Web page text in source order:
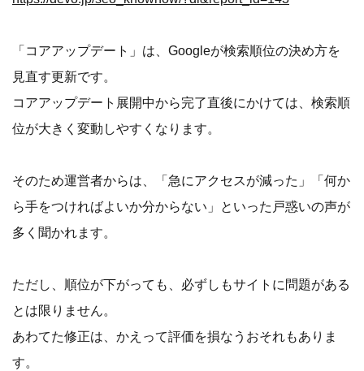
「コアアップデート」は、Googleが検索順位の決め方を
見直す更新です。
コアアップデート展開中から完了直後にかけては、検索順
位が大きく変動しやすくなります。
そのため運営者からは、「急にアクセスが減った」「何か
ら手をつければよいか分からない」といった戸惑いの声が
多く聞かれます。
ただし、順位が下がっても、必ずしもサイトに問題がある
とは限りません。
あわてた修正は、かえって評価を損なうおそれもありま
す。